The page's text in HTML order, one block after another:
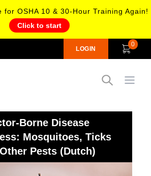
for OSHA 10 & 30-Hour Training Again!
Click to start
LOGIN
0
Open
Borne Disease
Mosquitoes, Ticks
Pests (Dutch)